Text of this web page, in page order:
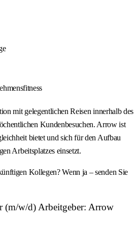
mit gelegentlichen Reisen innerhalb des
Kundenbesuchen. Arrow ist
bietet und sich für den Aufbau
Arbeitsplatzes einsetzt.
Kollegen? Wenn ja – senden Sie
(m/w/d) Arbeitgeber: Arrow